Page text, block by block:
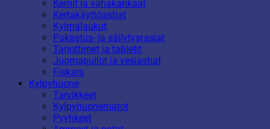
Kernit ja vahakankaat
Kertakäyttöastiat
Kylmälaukut
Pakastus- ja säilytysrasiat
Tarjottimet ja tabletit
Juomapullot ja vesiastiat
Fiskars
Kylpyhuone
Tarvikkeet
Kylpyhuonematot
Pyyhkeet